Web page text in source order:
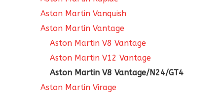
Aston Martin Vanquish
Aston Martin Vantage
Aston Martin V8 Vantage
Aston Martin V12 Vantage
Aston Martin V8 Vantage/N24/GT4
Aston Martin Virage